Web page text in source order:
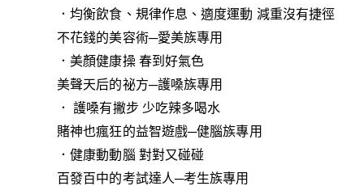
．均衡飲食、規律作息、適度運動 減重沒有捷徑
不花錢的美容術─愛美族專用
．美顏健康操 春到好氣色
美聲天后的祕方─護嗓族專用
． 護嗓有撇步 少吃辣多喝水
賭神也瘋狂的益智遊戲─健腦族專用
．健康動動腦 對對又碰碰
百發百中的考試達人─考生族專用